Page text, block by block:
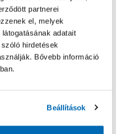
partnerei
el, melyek
adatait
hirdetések
Bővebb információ
Beállítások